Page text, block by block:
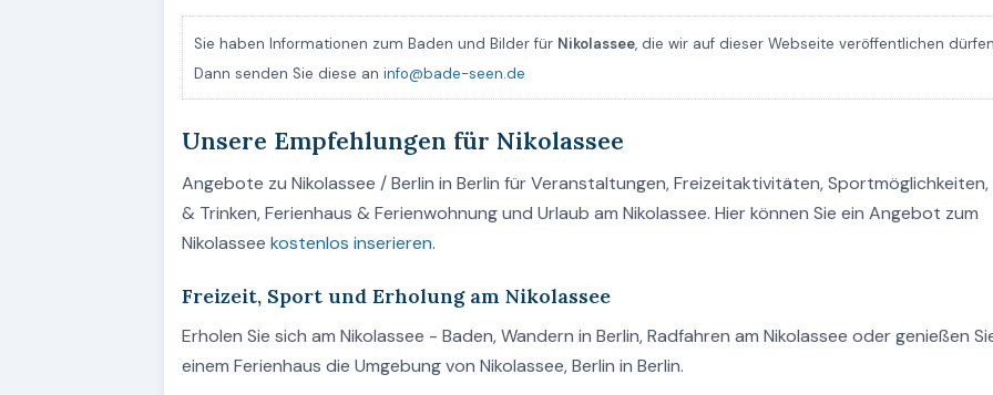
Sie haben Informationen zum Baden und Bilder für Nikolassee, die wir auf dieser Webseite veröffentlichen
Dann senden Sie diese an info@bade-seen.de
Unsere Empfehlungen für Nikolassee
Angebote zu Nikolassee / Berlin in Berlin für Veranstaltungen, Freizeitaktivitäten, Sportmöglichkeiten,
& Trinken, Ferienhaus & Ferienwohnung und Urlaub am Nikolassee. Hier können Sie ein Angebot zum
Nikolassee kostenlos inserieren.
Freizeit, Sport und Erholung am Nikolassee
Erholen Sie sich am Nikolassee - Baden, Wandern in Berlin, Radfahren am Nikolassee oder genießen
einem Ferienhaus die Umgebung von Nikolassee, Berlin in Berlin.